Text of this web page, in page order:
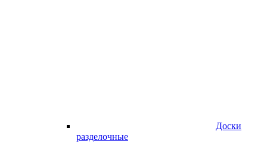
Доски
разделочные